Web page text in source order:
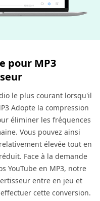
pour MP3
le plus courant lorsqu'il
Adopte la compression
éliminer les fréquences
Vous pouvez ainsi
élevée tout en
Face à la demande
YouTube en MP3, notre
entre en jeu et
cette conversion.